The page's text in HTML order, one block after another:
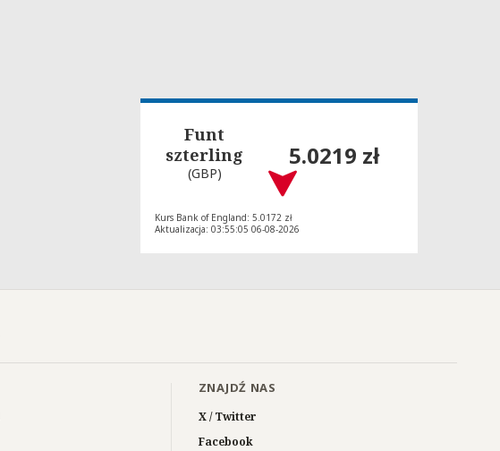
Funt
szterling
(GBP)
5.0219 zł
Kurs Bank of England: 5.0172 zł
Aktualizacja: 03:55:05 06-08-2026
ZNAJDŹ NAS
X / Twitter
Facebook